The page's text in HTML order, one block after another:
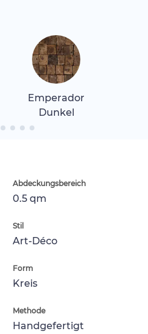
Emperador
Dunkel
Abdeckungsbereich
0.5 qm
Stil
Art-Déco
Form
Kreis
Methode
Handgefertigt